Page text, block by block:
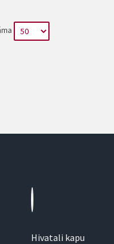
Hivatali kapu